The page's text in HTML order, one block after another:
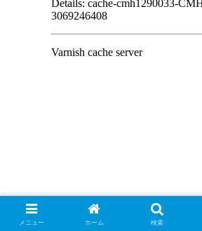
メニュー ホーム 検索